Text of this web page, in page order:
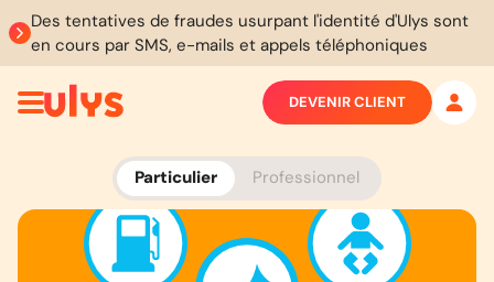
Des tentatives de fraudes usurpant l'identité d'Ulys sont
en cours par SMS, e-mails et appels téléphoniques
Particulier Professionnel
DEVENIR CLIENT